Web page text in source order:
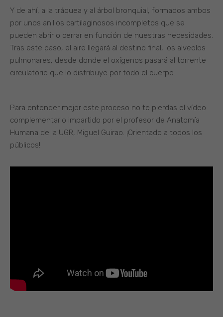
Y de ahí, a la tráquea y al árbol bronquial, formados ambos
por unos anillos cartilaginosos incompletos que se
pueden abrir o cerrar en función de nuestras necesidades.
Tras este paso, el aire llegará al destino final, los alveolos
pulmonares, desde donde el oxígenos pasará al torrente
circulatorio que lo distribuye por todo el cuerpo.
Para entender mejor este proceso no te pierdas el vídeo
complementario impartido por el profesor de Anatomía
Humana de la UGR, Miguel Guirao. ¡Orientado a todos los
públicos!